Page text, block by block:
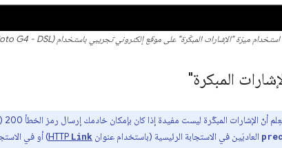
استخدام ميزة "الإشارات المبكّرة" على موقع إلكتروني تجريبي باستخدامG4 - DSL)
المبكرة"
العاديَين في الاستجابة الرئيسية (باستخدام عنوان Link ) أو في